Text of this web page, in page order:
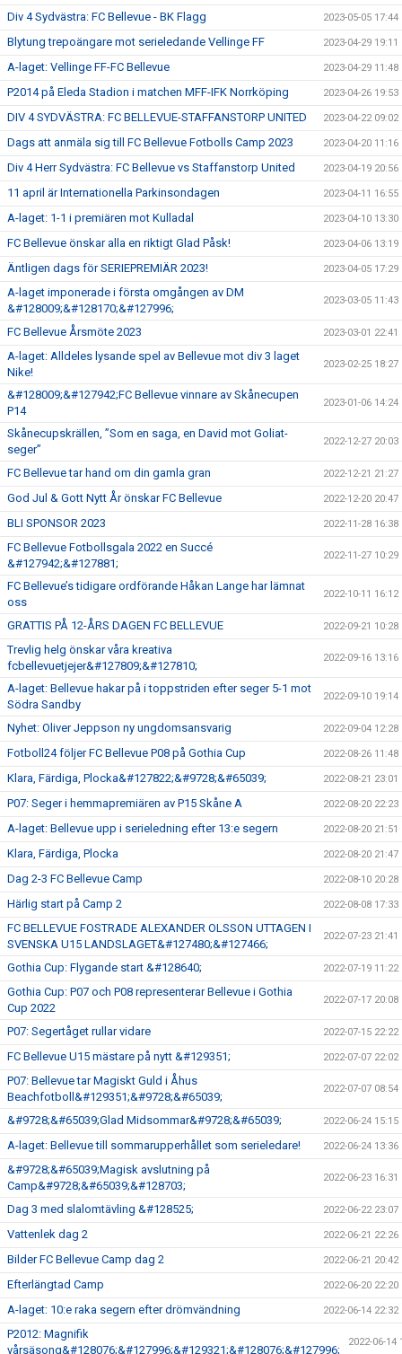
Div 4 Sydvästra: FC Bellevue - BK Flagg 2023-05-05 17:44
Blytung trepoängare mot serieledande Vellinge FF 2023-04-29 19:11
A-laget: Vellinge FF-FC Bellevue 2023-04-29 11:48
P2014 på Eleda Stadion i matchen MFF-IFK Norrköping 2023-04-26 19:53
DIV 4 SYDVÄSTRA: FC BELLEVUE-STAFFANSTORP UNITED 2023-04-22 09:02
Dags att anmäla sig till FC Bellevue Fotbolls Camp 2023 2023-04-20 11:16
Div 4 Herr Sydvästra: FC Bellevue vs Staffanstorp United 2023-04-19 20:56
11 april är Internationella Parkinsondagen 2023-04-11 16:55
A-laget: 1-1 i premiären mot Kulladal 2023-04-10 13:30
FC Bellevue önskar alla en riktigt Glad Påsk! 2023-04-06 13:19
Äntligen dags för SERIEPREMIÄR 2023! 2023-04-05 17:29
A-laget imponerade i första omgången av DM
&#128009;&#128170;&#127996;
2023-03-05 11:43
FC Bellevue Årsmöte 2023 2023-03-01 22:41
A-laget: Alldeles lysande spel av Bellevue mot div 3 laget
Nike!
2023-02-25 18:27
&#128009;&#127942;FC Bellevue vinnare av Skånecupen
P14
2023-01-06 14:24
Skånecupskrällen, ”Som en saga, en David mot Goliat-
seger”
2022-12-27 20:03
FC Bellevue tar hand om din gamla gran 2022-12-21 21:27
God Jul & Gott Nytt År önskar FC Bellevue 2022-12-20 20:47
BLI SPONSOR 2023 2022-11-28 16:38
FC Bellevue Fotbollsgala 2022 en Succé
&#127942;&#127881;
2022-11-27 10:29
FC Bellevue’s tidigare ordförande Håkan Lange har lämnat
oss
2022-10-11 16:12
GRATTIS PÅ 12-ÅRS DAGEN FC BELLEVUE 2022-09-21 10:28
Trevlig helg önskar våra kreativa
fcbellevuetjejer&#127809;&#127810;
2022-09-16 13:16
A-laget: Bellevue hakar på i toppstriden efter seger 5-1 mot
Södra Sandby
2022-09-10 19:14
Nyhet: Oliver Jeppson ny ungdomsansvarig 2022-09-04 12:28
Fotboll24 följer FC Bellevue P08 på Gothia Cup 2022-08-26 11:48
Klara, Färdiga, Plocka&#127822;&#9728;&#65039; 2022-08-21 23:01
P07: Seger i hemmapremiären av P15 Skåne A 2022-08-20 22:23
A-laget: Bellevue upp i serieledning efter 13:e segern 2022-08-20 21:51
Klara, Färdiga, Plocka 2022-08-20 21:47
Dag 2-3 FC Bellevue Camp 2022-08-10 20:28
Härlig start på Camp 2 2022-08-08 17:33
FC BELLEVUE FOSTRADE ALEXANDER OLSSON UTTAGEN I
SVENSKA U15 LANDSLAGET&#127480;&#127466;
2022-07-23 21:41
Gothia Cup: Flygande start &#128640; 2022-07-19 11:22
Gothia Cup: P07 och P08 representerar Bellevue i Gothia
Cup 2022
2022-07-17 20:08
P07: Segertåget rullar vidare 2022-07-15 22:22
FC Bellevue U15 mästare på nytt &#129351; 2022-07-07 22:02
P07: Bellevue tar Magiskt Guld i Åhus
Beachfotboll&#129351;&#9728;&#65039;
2022-07-07 08:54
&#9728;&#65039;Glad Midsommar&#9728;&#65039; 2022-06-24 15:15
A-laget: Bellevue till sommarupperhållet som serieledare! 2022-06-24 13:36
&#9728;&#65039;Magisk avslutning på
Camp&#9728;&#65039;&#128703;
2022-06-23 16:31
Dag 3 med slalomtävling &#128525; 2022-06-22 23:07
Vattenlek dag 2 2022-06-21 22:26
Bilder FC Bellevue Camp dag 2 2022-06-21 20:42
Efterlängtad Camp 2022-06-20 22:20
A-laget: 10:e raka segern efter drömvändning 2022-06-14 22:32
P2012: Magnifik
vårsäsong&#128076;&#127996;&#129321;&#128076;&#127996;
2022-06-14